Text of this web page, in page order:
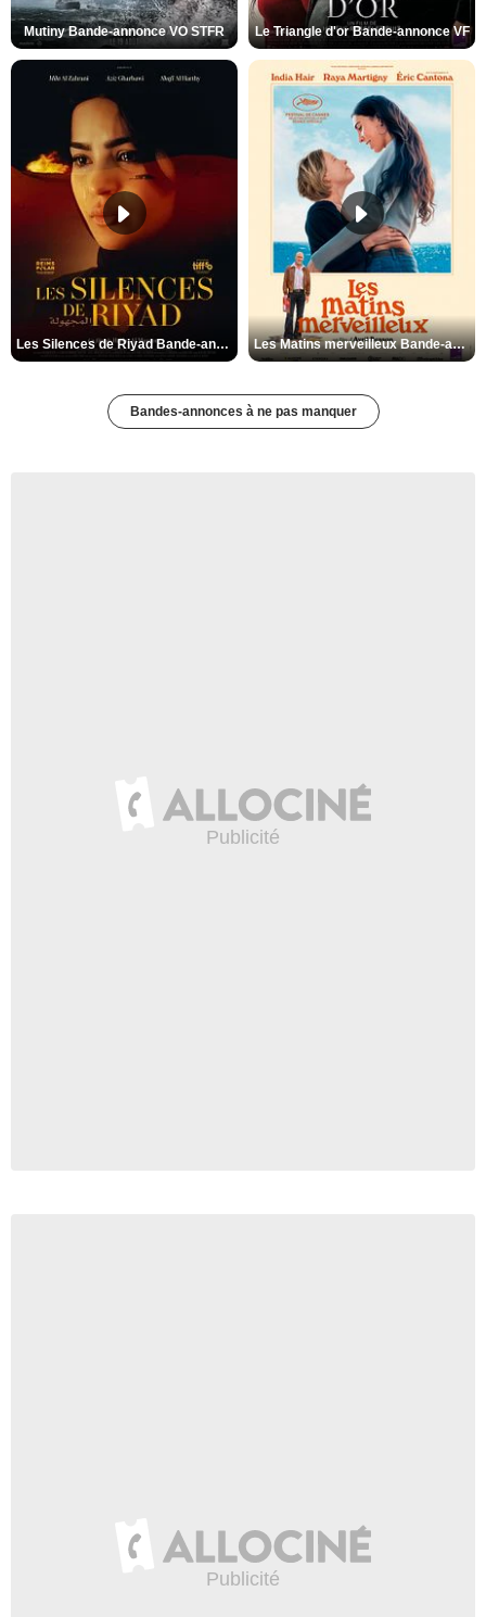
Mutiny Bande-annonce VO STFR Le Triangle d'or Bande-annonce VF
Les Silences de Riyad Bande-annonce VO STFR Les Matins merveilleux Bande-annonce VF
Bandes-annonces à ne pas manquer